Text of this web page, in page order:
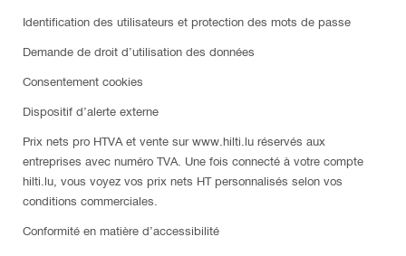
Identification des utilisateurs et protection des mots de passe
Demande de droit d’utilisation des données
Consentement cookies
Dispositif d’alerte externe
Prix nets pro HTVA et vente sur www.hilti.lu réservés aux
entreprises avec numéro TVA. Une fois connecté à votre compte
hilti.lu, vous voyez vos prix nets HT personnalisés selon vos
conditions commerciales.
Conformité en matière d’accessibilité